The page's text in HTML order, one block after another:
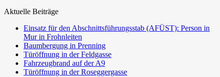
Aktuelle Beiträge
Einsatz für den Abschnittsführungsstab (AFÜST): Person in
Mur in Frohnleiten
Baumbergung in Prenning
Türöffnung in der Feldgasse
Fahrzeugbrand auf der A9
Türöffnung in der Roseggergasse